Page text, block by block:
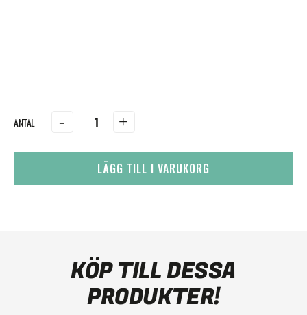
- +
LÄGG TILL I VARUKORG
KÖP TILL DESSA
PRODUKTER!